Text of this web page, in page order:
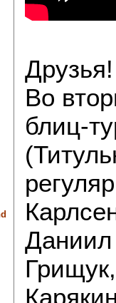
Друзья!
Во
блиц-